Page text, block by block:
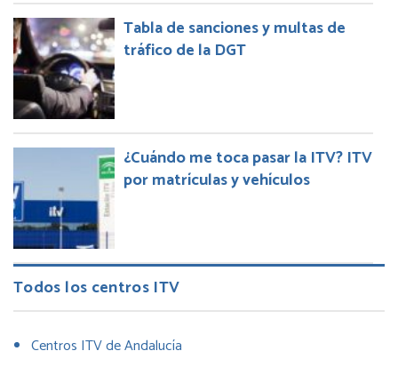
Tabla de sanciones y multas de
tráfico de la DGT
¿Cuándo me toca pasar la ITV? ITV
por matrículas y vehículos
Todos los centros ITV
Centros ITV de Andalucía